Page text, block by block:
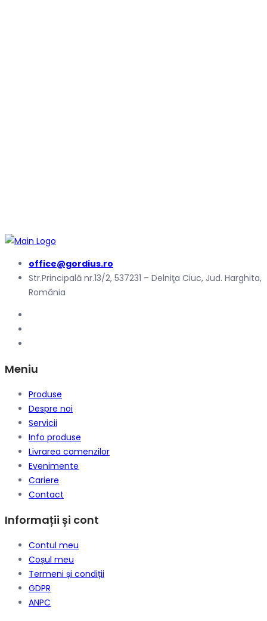
office@gordius.ro
Str.Principală nr.13/2, 537231 – Delniţa Ciuc, Jud. Harghita,
România
Meniu
Produse
Despre noi
Servicii
Info produse
Livrarea comenzilor
Evenimente
Cariere
Contact
Informații și cont
Contul meu
Coșul meu
Termeni și condiții
GDPR
ANPC